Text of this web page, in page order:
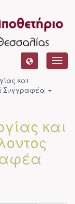
και
Συγγραφέα
και